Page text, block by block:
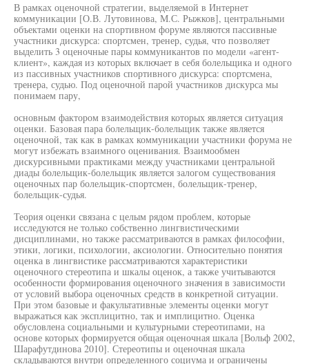
В рамках оценочной стратегии, выделяемой в Интернет
коммуникации [О.В. Лутовинова, М.С. Рыжков], центральными
объектами оценки на спортивном форуме являются пассивные
участники дискурса: спортсмен, тренер, судья, что позволяет
выделить 3 оценочные пары коммуникантов по модели «агент-
клиент», каждая из которых включает в себя болельщика и одного
из пассивных участников спортивного дискурса: спортсмена,
тренера, судью. Под оценочной парой участников дискурса мы
понимаем пару,
основным фактором взаимодействия которых является ситуация
оценки. Базовая пара болельщик-болельщик также является
оценочной, так как в рамках коммуникации участники форума не
могут избежать взаимного оценивания. Взаимообмен
дискурсивными практиками между участниками центральной
диады болельщик-болельщик является залогом существования
оценочных пар болельщик-спортсмен, болельщик-тренер,
болельщик-судья.
Теория оценки связана с целым рядом проблем, которые
исследуются не только собственно лингвистическими
дисциплинами, но также рассматриваются в рамках философии,
этики, логики, психологии, аксиологии. Относительно понятия
оценка в лингвистике рассматриваются характеристики
оценочного стереотипа и шкалы оценок, а также учитываются
особенности формирования оценочного значения в зависимости
от условий выбора оценочных средств в конкретной ситуации.
При этом базовые и факультативные элементы оценки могут
выражаться как эксплицитно, так и имплицитно. Оценка
обусловлена социальными и культурными стереотипами, на
основе которых формируется общая оценочная шкала [Вольф 2002,
Шарафутдинова 2010]. Стереотипы и оценочная шкала
складываются внутри определенного социума и ограничены